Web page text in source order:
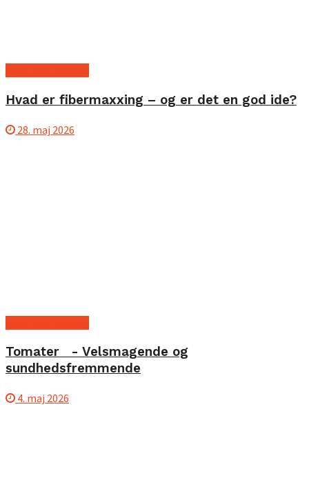
Hvad er fibermaxxing – og er det en god ide?
28. maj 2026
Tomater - Velsmagende og
sundhedsfremmende
4. maj 2026